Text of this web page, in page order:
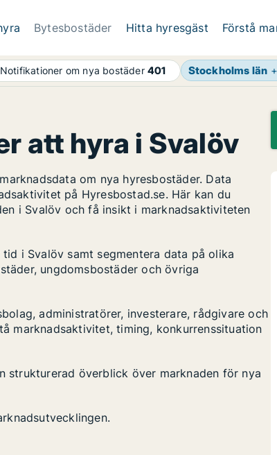
Bytesbostäder Hitta hyresgäst Förstå
Notifikationer om nya bostäder401 Stockholms län +
att hyra i Svalöv
om nya hyresbostäder. Data
på Hyresbostad.se. Här kan du
i Svalöv och få insikt i marknadsaktiviteten
i Svalöv samt segmentera data på olika
ungdomsbostäder och övriga
administratörer, investerare, rådgivare och
marknadsaktivitet, timing, konkurrenssituation
strukturerad överblick över marknaden för nya